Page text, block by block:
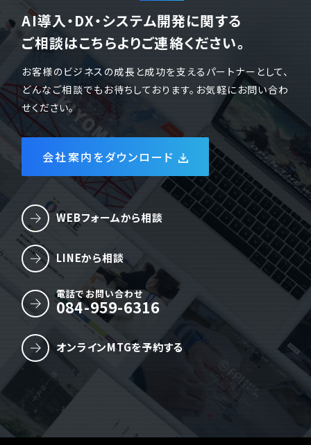
AI導入・DX・システム開発に関する
ご相談はこちらよりご連絡ください。
お客様のビジネスの成長と成功を支えるパートナーとして、
どんなご相談でもお待ちしております。お気軽にお問い合わ
せください。
会社案内をダウンロード
WEBフォームから相談
LINEから相談
電話でお問い合わせ
084-959-6316
オンラインMTGを予約する